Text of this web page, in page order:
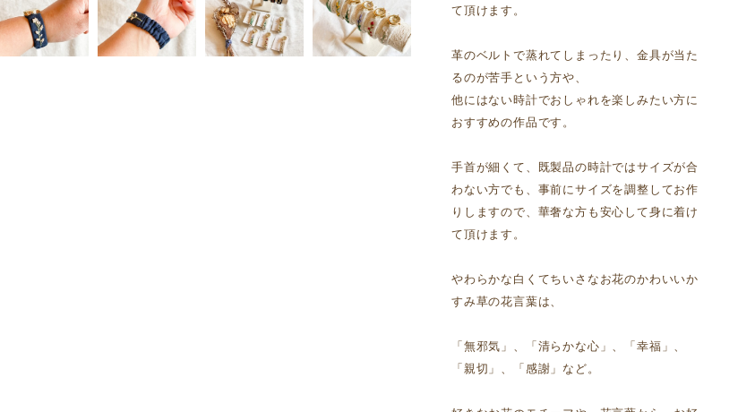
て頂けます。
革のベルトで蒸れてしまったり、金具が当た
るのが苦手という方や、
他にはない時計でおしゃれを楽しみたい方に
おすすめの作品です。
手首が細くて、既製品の時計ではサイズが合
わない方でも、事前にサイズを調整してお作
りしますので、華奢な方も安心して身に着け
て頂けます。
やわらかな白くてちいさなお花のかわいいか
すみ草の花言葉は、
「無邪気」、「清らかな心」、「幸福」、
「親切」、「感謝」など。